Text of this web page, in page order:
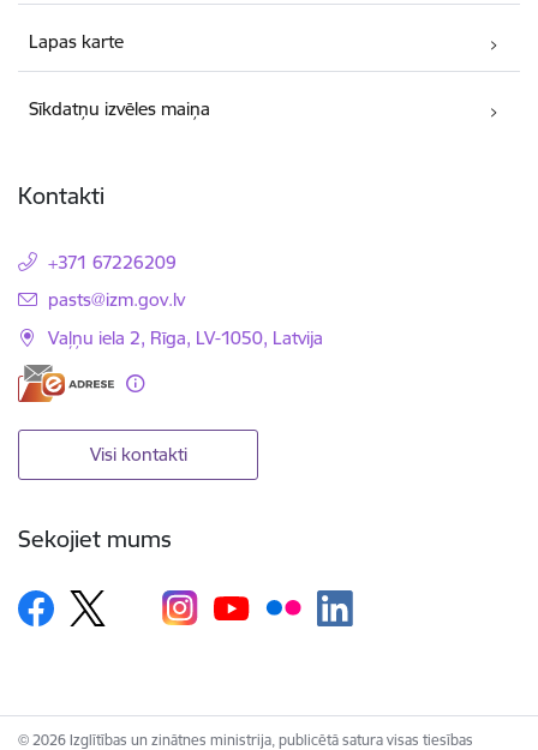
Lapas karte
Sīkdatņu izvēles maiņa
Kontakti
+371 67226209
E-pasts:
pasts@izm.gov.lv
Vaļņu iela 2, Rīga, LV-1050, Latvija
Visi kontakti
Sekojiet mums
© 2026 Izglītības un zinātnes ministrija, publicētā satura visas tiesības